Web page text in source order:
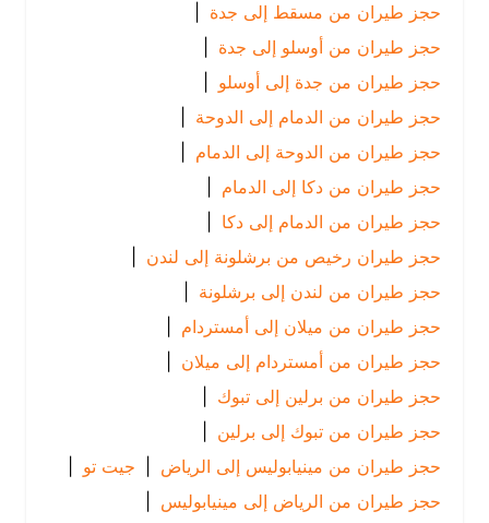
حجز طيران من مسقط إلى جدة
حجز طيران من أوسلو إلى جدة
حجز طيران من جدة إلى أوسلو
|
حجز طيران من الدمام إلى الدوحة |
حجز طيران من الدوحة إلى الدمام
|
حجز طيران من دكا إلى الدمام
|
حجز طيران من الدمام إلى دكا |
حجز طيران رخيص من برشلونة إلى لندن
|
حجز طيران من لندن إلى برشلونة
|
حجز طيران من ميلان إلى أمستردام |
حجز طيران من أمستردام إلى ميلان |
حجز طيران من برلين إلى تبوك
|
حجز طيران من تبوك إلى برلين |
حجز طيران من مينيابوليس إلى الرياض
| جيت تو |
حجز طيران من الرياض إلى مينيابوليس |